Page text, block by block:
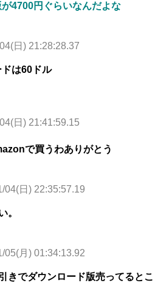
4700円ぐらいなんだよな
日) 21:28:28.37
は60ドル
日) 21:41:59.15
で買うわありがとう
04(日) 22:35:57.19
。
05(月) 01:34:13.92
きでダウンロード版売ってるとこ